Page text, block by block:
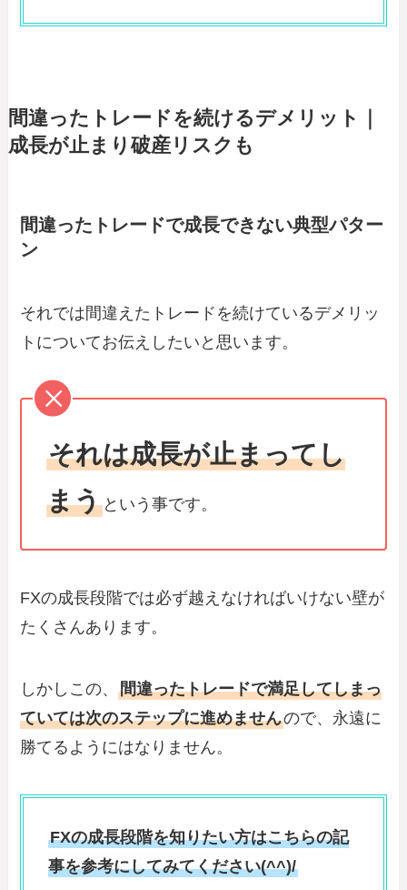
間違ったトレードを続けるデメリット｜
成長が止まり破産リスクも
間違ったトレードで成長できない典型パター
ン
それでは間違えたトレードを続けているデメリッ
トについてお伝えしたいと思います。
それは成長が止まってし
まう という事です。
FXの成長段階では必ず越えなければいけない壁が
たくさんあります。
しかしこの、間違ったトレードで満足してしまっ
ていては次のステップに進めませんので、永遠に
勝てるようにはなりません。
FXの成長段階を知りたい方はこちらの記
事を参考にしてみてください(^^)/